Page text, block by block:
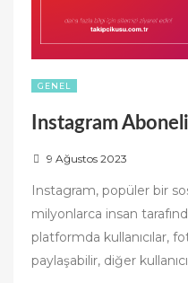
GENEL
Instagram
e
d
9 Ağustos 2023
Instagram, popüler bir
milyonlarca insan
platformda kullanıcılar,
paylaşabilir, diğer